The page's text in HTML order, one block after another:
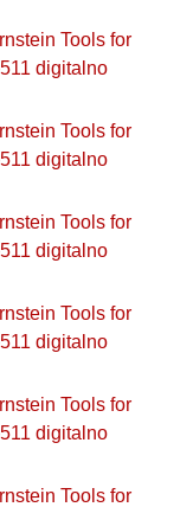
Tools for
digitalno
Tools for
digitalno
Tools for
digitalno
Tools for
digitalno
Tools for
digitalno
Tools for